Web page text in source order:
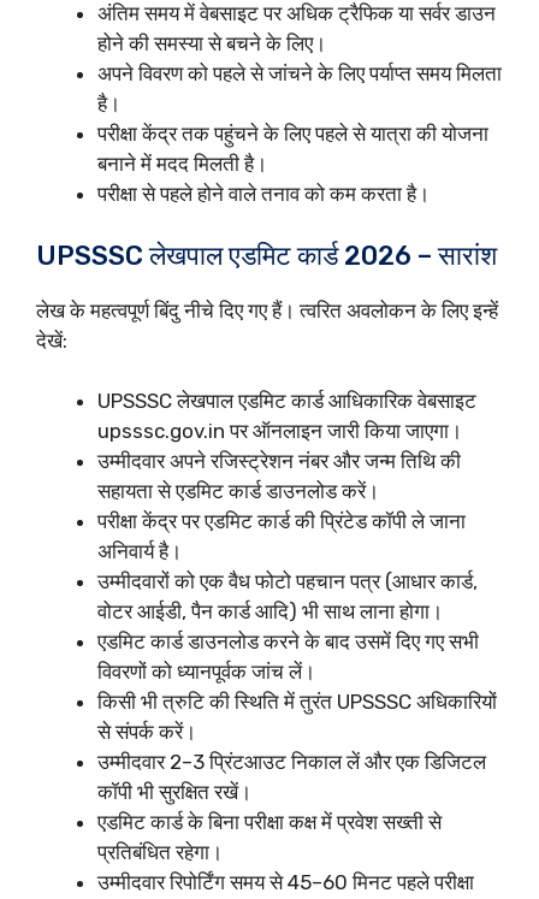
अंतिम समय में वेबसाइट पर अधिक ट्रैफिक या सर्वर डाउन
होने की समस्या से बचने के लिए।
अपने विवरण को पहले से जांचने के लिए पर्याप्त समय मिलता
है।
परीक्षा केंद्र तक पहुंचने के लिए पहले से यात्रा की योजना
बनाने में मदद मिलती है।
परीक्षा से पहले होने वाले तनाव को कम करता है।
UPSSSC लेखपाल एडमिट कार्ड 2026 – सारांश
लेख के महत्वपूर्ण बिंदु नीचे दिए गए हैं। त्वरित अवलोकन के लिए इन्हें
देखें:
UPSSSC लेखपाल एडमिट कार्ड आधिकारिक वेबसाइट
upsssc.gov.in पर ऑनलाइन जारी किया जाएगा।
उम्मीदवार अपने रजिस्ट्रेशन नंबर और जन्म तिथि की
सहायता से एडमिट कार्ड डाउनलोड करें।
परीक्षा केंद्र पर एडमिट कार्ड की प्रिंटेड कॉपी ले जाना
अनिवार्य है।
उम्मीदवारों को एक वैध फोटो पहचान पत्र (आधार कार्ड,
वोटर आईडी, पैन कार्ड आदि) भी साथ लाना होगा।
एडमिट कार्ड डाउनलोड करने के बाद उसमें दिए गए सभी
विवरणों को ध्यानपूर्वक जांच लें।
किसी भी त्रुटि की स्थिति में तुरंत UPSSSC अधिकारियों
से संपर्क करें।
उम्मीदवार 2–3 प्रिंटआउट निकाल लें और एक डिजिटल
कॉपी भी सुरक्षित रखें।
एडमिट कार्ड के बिना परीक्षा कक्ष में प्रवेश सख्ती से
प्रतिबंधित रहेगा।
उम्मीदवार रिपोर्टिंग समय से 45–60 मिनट पहले परीक्षा